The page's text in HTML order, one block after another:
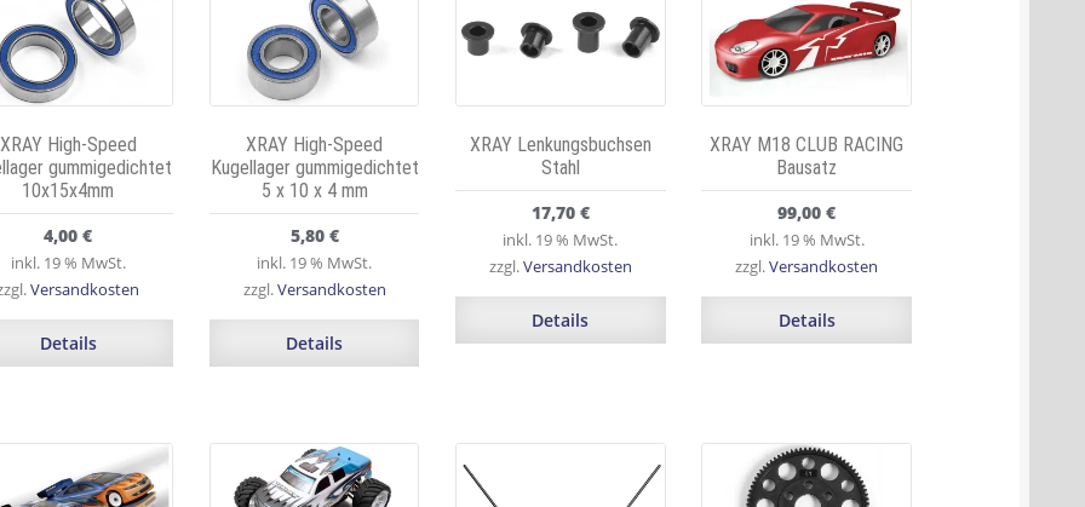
XRAY High-Speed
gummigedichtet
10x15x4mm
4,00€
inkl. 19 % MwSt.
Versandkosten
Details
XRAY High-Speed
Kugellager gummigedichtet
5 x 10 x 4 mm
5,80 €
inkl. 19 % MwSt.
zzgl.Versandkosten
Details
XRAY Lenkungsbuchsen
Stahl
17,70 €
inkl. 19 % MwSt.
zzgl.Versandkosten
Details
XRAY M18 CLUB RACING
Bausatz
99,00€
inkl. 19 % MwSt.
zzgl.Versandkosten
Details